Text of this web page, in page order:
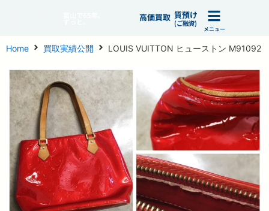
高価買取 質預け
(ご融資)
メニュー
Home 買取実績公開 LOUIS VUITTON ヒューストン M91092